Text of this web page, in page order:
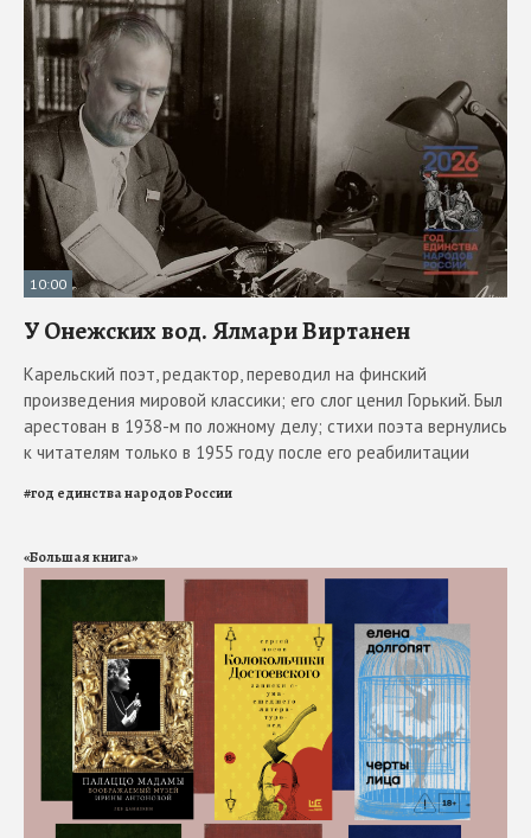
10:00
У Онежских вод. Ялмари Виртанен
Карельский поэт, редактор, переводил на финский
произведения мировой классики; его слог ценил Горький. Был
арестован в 1938-м по ложному делу; стихи поэта вернулись
к читателям только в 1955 году после его реабилитации
#год единства народов России
«Большая книга»